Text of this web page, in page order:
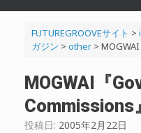
FUTUREGROOVEサイト >
ガジン > other>
MOGWAI『
Commissions』
投稿日: 2005年2月22日